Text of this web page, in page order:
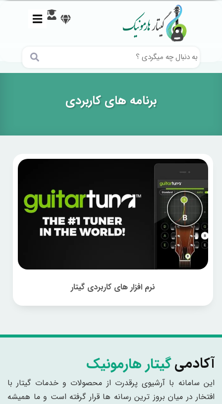
برنامه های کاربردی
نرم افزار های کاربردی گیتار
آکادمیگیتار هارمونیک
این سامانه با آرشیوی پرقدرت از محصولات و خدمات گیتار با
افتخار در میان بروز ترین رسانه ها قرار گرفته است و ما همیشه